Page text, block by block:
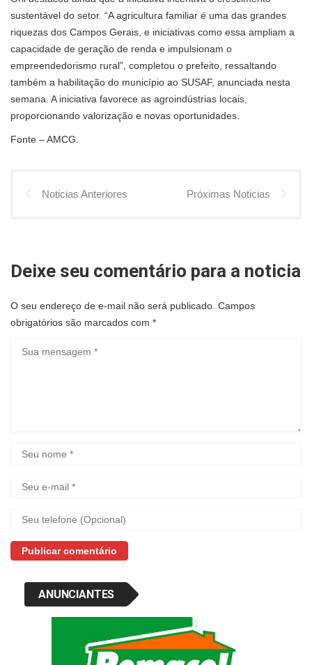
sustentável do setor. “A agricultura familiar é uma das grandes
riquezas dos Campos Gerais, e iniciativas como essa ampliam a
capacidade de geração de renda e impulsionam o
empreendedorismo rural”, completou o prefeito, ressaltando
também a habilitação do município ao SUSAF, anunciada nesta
semana. A iniciativa favorece as agroindústrias locais,
proporcionando valorização e novas oportunidades.
Fonte – AMCG.
Noticias Anteriores Próximas Noticias
Deixe seu comentário para a noticia
O seu endereço de e-mail não será publicado. Campos
obrigatórios são marcados com *
ANUNCIANTES